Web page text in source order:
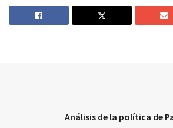
Análisis de la política de